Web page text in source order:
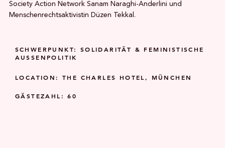
Society Action Network Sanam Naraghi-Anderlini und
Menschenrechtsaktivistin Düzen Tekkal.
SCHWERPUNKT: SOLIDARITÄT & FEMINISTISCHE
AUSSENPOLITIK
LOCATION: THE CHARLES HOTEL, MÜNCHEN
GÄSTEZAHL: 60